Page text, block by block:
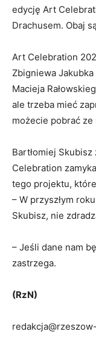
edycję Art
Drachusem. Obaj
Art Celebration
Zbigniewa
Macieja
ale trzeba mieć
możecie pobrać
Bartłomiej
Celebration
tego projektu,
– W przyszłym
Skubisz, nie
– Jeśli dane nam
zastrzega.
(RzN)